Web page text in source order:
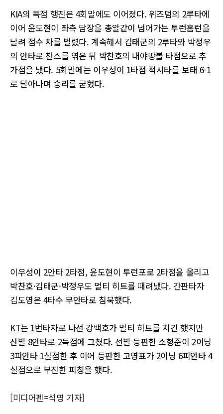
KIA의 득점 행진은 4회말에도 이어졌다. 위즈덤의 2루타에
이어 윤도현이 좌측 담장을 총알같이 넘어가는 투런홈런을
날려 점수 차를 벌렸다. 계속해서 김태군의 2루타와 박정우
의 안타로 찬스를 엮은 뒤 박찬호의 내야땅볼 타점으로 추
가점을 냈다. 5회말에는 이우성이 1타점 적시타를 보태 6-1
로 달아나며 승리를 굳혔다.
이우성이 2안타 2타점, 윤도현이 투런포로 2타점을 올리고
박찬호·김태군·박정우도 멀티 히트를 때려냈다. 간판타자
김도영은 4타수 무안타로 침묵했다.
KT는 1번타자로 나선 강백호가 멀티 히트를 치긴 했지만
산발 8안타로 2득점에 그쳤다. 선발 등판한 소형준이 2이닝
3피안타 1실점한 후 이어 등판한 고영표가 2이닝 6피안타 4
실점으로 부진한 피칭을 했다.
[미디어펜=석명 기자]